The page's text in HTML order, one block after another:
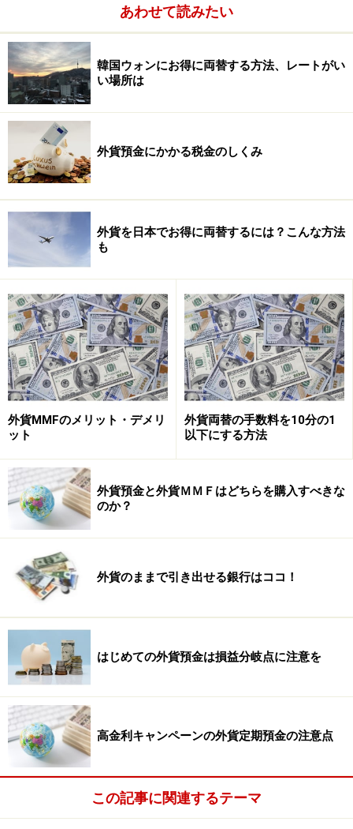
指値注文が可能な金融機関は限られている
指値注文は、株式投資ではごく一般的な注文方法で、FX
でも使用されるようになっていますが、外貨預金は申し
込みをした時点のレートが適用されるケースが多く、指
値注文が可能なのはソニー銀行や住信SBIネット銀行な
ど一部のネット銀行です。さらに銀行によって、一定以
上の損失を回避するための指値や２つ以上の指値を組み
合わせた指値など高度な注文方法も用意されています。
※記事内容は執筆時点のものです。最新の内容をご確認くださ
い。
本記事の内容は一般的な情報提供を目的としており、特定の金融
商品や投資行動を推奨するものではありません。
投資や資産運用に関する最終的なご判断はご自身の責任において
行ってください。
掲載情報の正確性・完全性については十分に配慮しております
が、その内容を保証するものではなく、これに基づく損失・損害
などについて当社は一切の責任を負いません。
最新の情報や詳細については、必ず各金融機関やサービス提供者
の公式情報をご確認ください。
【編集部からのお知らせ】
・「家計」について、アンケート（2026/8/31まで）を実施
中です！
※抽選で20名にAmazonギフト券1000円分プレゼント
※謝礼付きの限定アンケートやモニター企画に参加が可能に
なります
あわせて読みたい
韓国ウォンにお得に両替する方法、レートがい
い場所は
外貨預金にかかる税金のしくみ
外貨を日本でお得に両替するには？こんな方法
も
外貨MMFのメリット・デメリ
ット
外貨両替の手数料を10分の1
以下にする方法
外貨預金と外貨ＭＭＦはどちらを購入すべきな
のか？
外貨のままで引き出せる銀行はココ！
はじめての外貨預金は損益分岐点に注意を
高金利キャンペーンの外貨定期預金の注意点
この記事に関連するテーマ